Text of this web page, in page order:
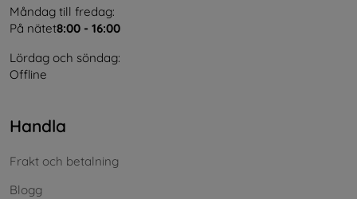
Måndag till fredag:
På nätet8:00 - 16:00
Lördag och söndag:
Offline
Handla
Frakt och betalning
Blogg